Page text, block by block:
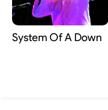
System Of A Down